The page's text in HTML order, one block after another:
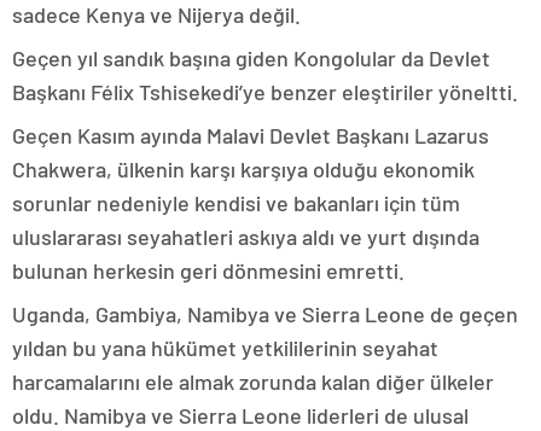
sadece Kenya ve Nijerya değil.
Geçen yıl sandık başına giden Kongolular da Devlet
Başkanı Félix Tshisekedi’ye benzer eleştiriler yöneltti.
Geçen Kasım ayında Malavi Devlet Başkanı Lazarus
Chakwera, ülkenin karşı karşıya olduğu ekonomik
sorunlar nedeniyle kendisi ve bakanları için tüm
uluslararası seyahatleri askıya aldı ve yurt dışında
bulunan herkesin geri dönmesini emretti.
Uganda, Gambiya, Namibya ve Sierra Leone de geçen
yıldan bu yana hükümet yetkililerinin seyahat
harcamalarını ele almak zorunda kalan diğer ülkeler
oldu. Namibya ve Sierra Leone liderleri de ulusal